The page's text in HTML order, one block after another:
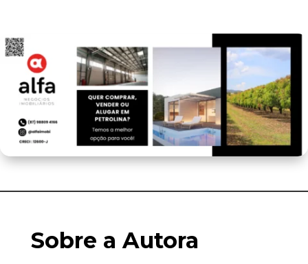
Sobre a Autora